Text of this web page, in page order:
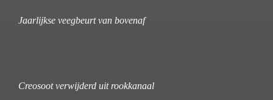
Jaarlijkse veegbeurt van bovenaf
Creosoot verwijderd uit rookkanaal